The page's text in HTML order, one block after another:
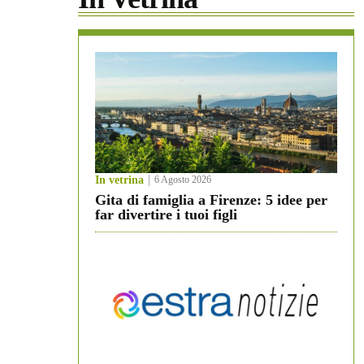
In vetrina 6 Agosto 2026
Gita di famiglia a Firenze: 5 idee per
far divertire i tuoi figli